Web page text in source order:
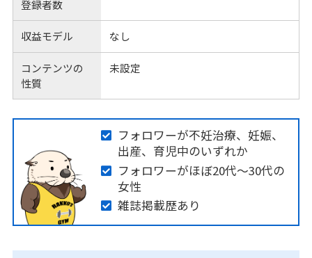
登録者数
収益モデル なし
コンテンツの
性質
未設定
フォロワーが不妊治療、妊娠、
出産、育児中のいずれか
フォロワーがほぼ20代〜30代の
女性
雑誌掲載歴あり